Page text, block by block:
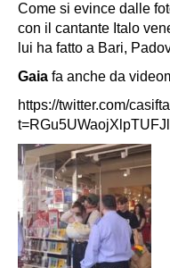
Come si evince dalle
con il cantante Italo
lui ha fatto a Bari,
Gaia fa anche da
https://twitter.com/